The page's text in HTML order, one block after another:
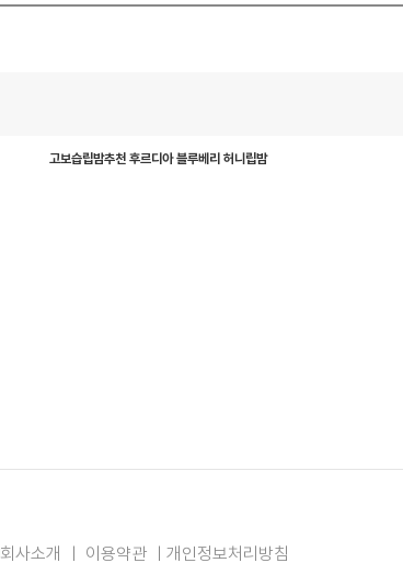
고보습립밤추천 후르디아 블루베리 허니립밤
회사소개 ㅣ 이용약관 ㅣ 개인정보처리방침